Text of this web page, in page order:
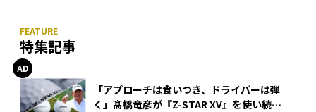
特集記事
「アプローチは食いつき、ドライバーは弾
く」髙橋竜彦が『Z-STAR XV』を使い続け